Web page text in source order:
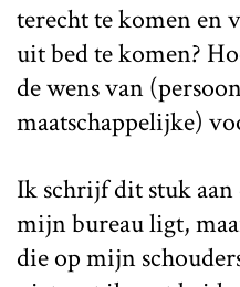
terecht te komen en
uit bed te komen?
de wens van
maatschappelijke)
Ik schrijf dit stuk aan
mijn bureau ligt,
die op mijn